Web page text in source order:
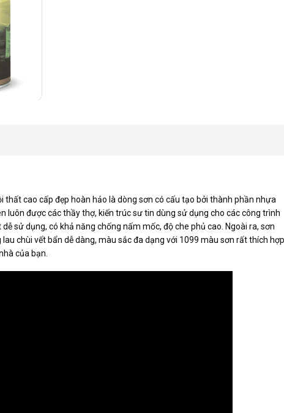
thất cao cấp đẹp hoàn hảo là dòng sơn có cấu tạo bởi thành phần nhựa
luôn được các thầy thợ, kiến trúc sư tin dùng sử dụng cho các công trình
sử dụng, có khả năng chống nấm mốc, độ che phủ cao. Ngoài ra, sơn
chùi vết bẩn dễ dàng, màu sắc đa dạng với 1099 màu sơn rất thích hợp
của bạn.